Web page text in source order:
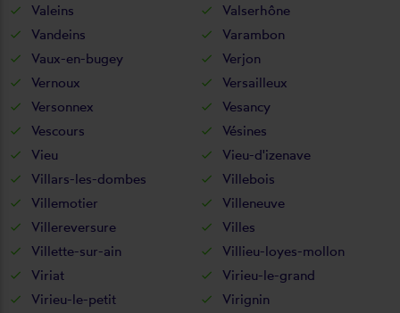
Valeins
Valserhône
Vandeins
Varambon
Vaux-en-bugey
Verjon
Vernoux
Versailleux
Versonnex
Vesancy
Vescours
Vésines
Vieu
Vieu-d'izenave
Villars-les-dombes
Villebois
Villemotier
Villeneuve
Villereversure
Villes
Villette-sur-ain
Villieu-loyes-mollon
Viriat
Virieu-le-grand
Virieu-le-petit
Virignin